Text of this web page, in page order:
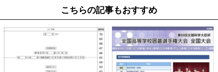
こちらの記事もおすすめ